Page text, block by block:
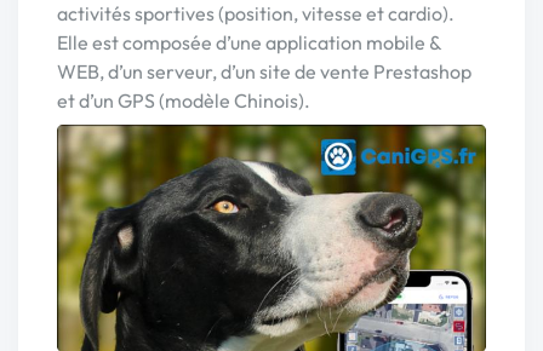
activités sportives (position, vitesse et cardio).
Elle est composée d’une application mobile &
WEB, d’un serveur, d’un site de vente Prestashop
et d’un GPS (modèle Chinois).